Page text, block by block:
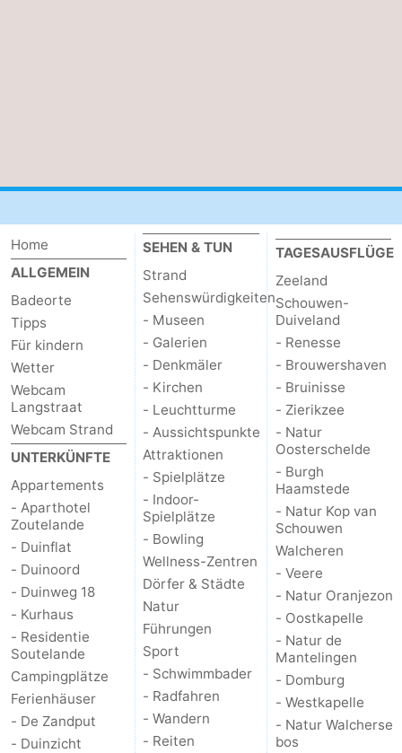
Home
ALLGEMEIN
Badeorte
Tipps
Für kindern
Wetter
Webcam
Langstraat
Webcam Strand
UNTERKÜNFTE
Appartements
- Aparthotel
Zoutelande
- Duinflat
- Duinoord
- Duinweg 18
- Kurhaus
- Residentie
Soutelande
Campingplätze
Ferienhäuser
- De Zandput
- Duinzicht
SEHEN & TUN
Strand
Sehenswürdigkeiten
- Museen
- Galerien
- Denkmäler
- Kirchen
- Leuchtturme
- Aussichtspunkte
Attraktionen
- Spielplätze
- Indoor-
Spielplätze
- Bowling
Wellness-Zentren
Dörfer & Städte
Natur
Führungen
Sport
- Schwimmbader
- Radfahren
- Wandern
- Reiten
TAGESAUSFLÜGE
Zeeland
Schouwen-
Duiveland
- Renesse
- Brouwershaven
- Bruinisse
- Zierikzee
- Natur
Oosterschelde
- Burgh
Haamstede
- Natur Kop van
Schouwen
Walcheren
- Veere
- Natur Oranjezon
- Oostkapelle
- Natur de
Mantelingen
- Domburg
- Westkapelle
- Natur Walcherse
bos